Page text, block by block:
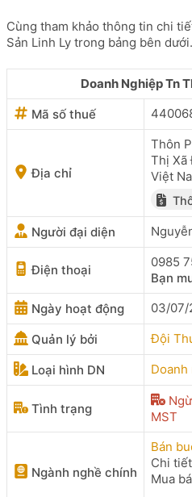
Cùng tham khảo thông tin chi
Sản Linh Ly trong bảng bên dưới.
Doanh Nghiệp Tn
Mã số thuế
Địa chỉ
Thôn
Thị Xã
Việt
Người đại diện
Điện thoại
0985
Bạn
Ngày hoạt động
03/07/
Quản lý bởi Đội
Loại hình DN
Tình trạng
MST
Ngành nghề chính
Bán
Chi
Mua